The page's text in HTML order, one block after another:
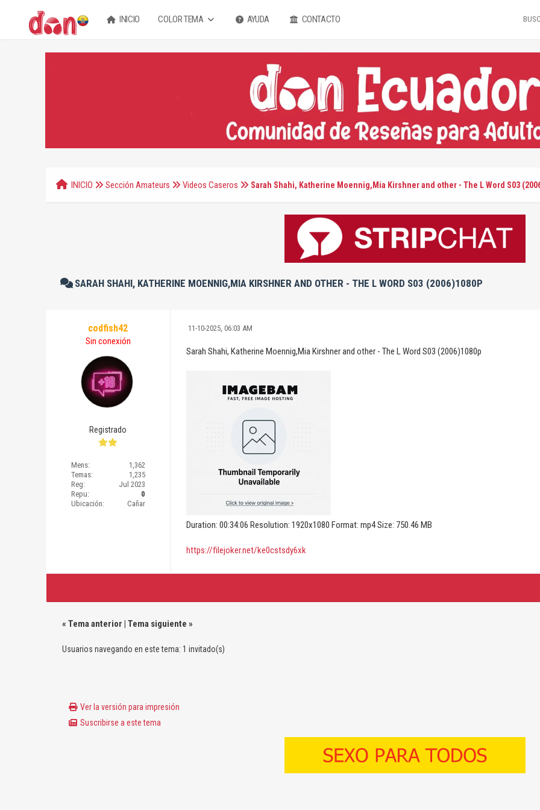
INICIO COLOR TEMA AYUDA CONTACTO
INICIO Sección Amateurs Videos Caseros Sarah Shahi, Katherine Moennig,Mia Kirshner and other - The L Word S03
SARAH SHAHI, KATHERINE MOENNIG,MIA KIRSHNER AND OTHER - THE L WORD S03 (2006)1080P
codfish42
Sin conexión
Registrado
Mens:
1,362
Temas:
1,235
Reg:
Jul 2023
Repu:
0
Ubicación:
Cañar
11-10-2025, 06:03 AM
Sarah Shahi, Katherine Moennig,Mia Kirshner and other - The L Word S03 (2006)1080p
Duration: 00:34:06 Resolution: 1920x1080 Format: mp4 Size: 750.46 MB
https://filejoker.net/ke0cstsdy6xk
« Tema anterior | Tema siguiente »
Usuarios navegando en este tema: 1 invitado(s)
Ver la versión para impresión
Suscribirse a este tema